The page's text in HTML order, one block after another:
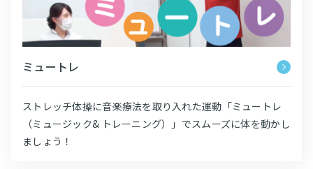
ミュートレ
ストレッチ体操に音楽療法を取り入れた運動「ミュートレ
（ミュージック& トレーニング）」でスムーズに体を動かし
ましょう！